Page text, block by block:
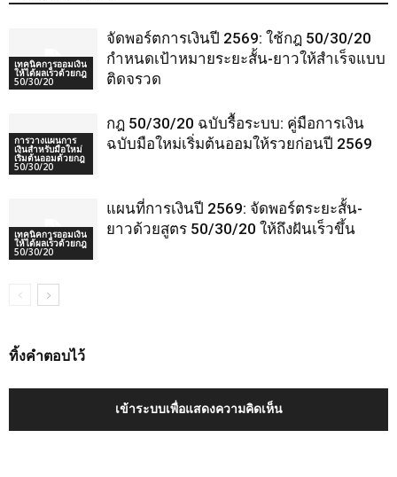
เทคนิคการออมเงิน
ให้ได้ผลเร็วด้วยกฎ
50/30/20
จัดพอร์ตการเงินปี 2569: ใช้กฎ 50/30/20
กำหนดเป้าหมายระยะสั้น-ยาวให้สำเร็จแบบ
ติดจรวด
การวางแผนการ
เงินสำหรับมือใหม่
เริ่มต้นออมด้วยกฎ
50/30/20
กฎ 50/30/20 ฉบับรื้อระบบ: คู่มือการเงิน
ฉบับมือใหม่เริ่มต้นออมให้รวยก่อนปี 2569
เทคนิคการออมเงิน
ให้ได้ผลเร็วด้วยกฎ
50/30/20
แผนที่การเงินปี 2569: จัดพอร์ตระยะสั้น-
ยาวด้วยสูตร 50/30/20 ให้ถึงฝันเร็วขึ้น
ทิ้งคำตอบไว้
เข้าระบบเพื่อแสดงความคิดเห็น